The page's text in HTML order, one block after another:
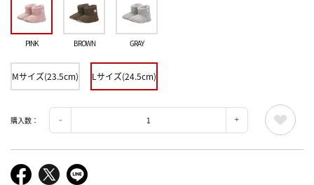
PINK BROWN GRAY
Mサイズ(23.5cm) Lサイズ(24.5cm)
購入数：